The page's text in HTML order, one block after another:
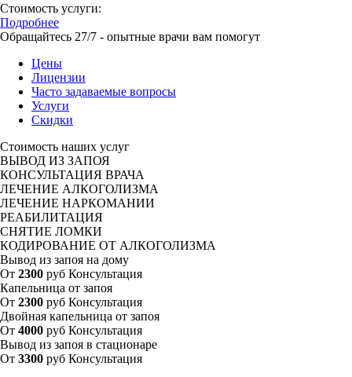
Стоимость услуги:
Подробнее
Обращайтесь 27/7 - опытные врачи вам помогут
Цены
Лицензии
Часто задаваемые вопросы
Услуги
Скидки
Стоимость наших услуг
ВЫВОД ИЗ ЗАПОЯ
КОНСУЛЬТАЦИЯ ВРАЧА
ЛЕЧЕНИЕ АЛКОГОЛИЗМА
ЛЕЧЕНИЕ НАРКОМАНИИ
РЕАБИЛИТАЦИЯ
СНЯТИЕ ЛОМКИ
КОДИРОВАНИЕ ОТ АЛКОГОЛИЗМА
Вывод из запоя на дому
От 2300 руб Консультация
Капельница от запоя
От 2300 руб Консультация
Двойная капельница от запоя
От 4000 руб Консультация
Вывод из запоя в стационаре
От 3300 руб Консультация